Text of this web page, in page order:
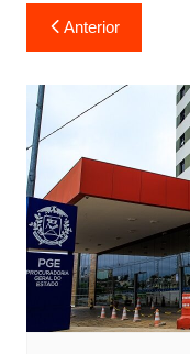
Navegação
de
Post
Anterior